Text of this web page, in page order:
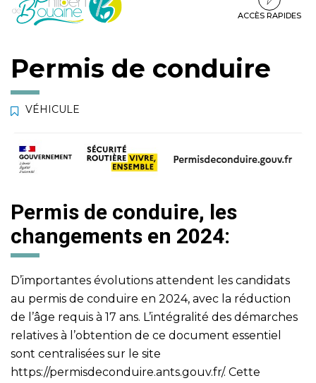
contenu
pied
ACCÈS RAPIDES
Permis de conduire
VÉHICULE
Permis de conduire, les
changements en 2024:
D’importantes évolutions attendent les candidats
au permis de conduire en 2024, avec la réduction
de l’âge requis à 17 ans. L’intégralité des démarches
relatives à l’obtention de ce document essentiel
sont centralisées sur le site
https://permisdeconduire.ants.gouv.fr/. Cette